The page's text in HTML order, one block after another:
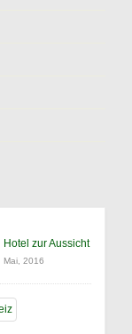
Hotel zur Aussicht
Mai, 2016